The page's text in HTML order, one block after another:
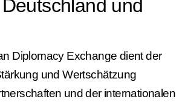
und
Diplomacy Exchange dient der
und Wertschätzung
und der internationalen